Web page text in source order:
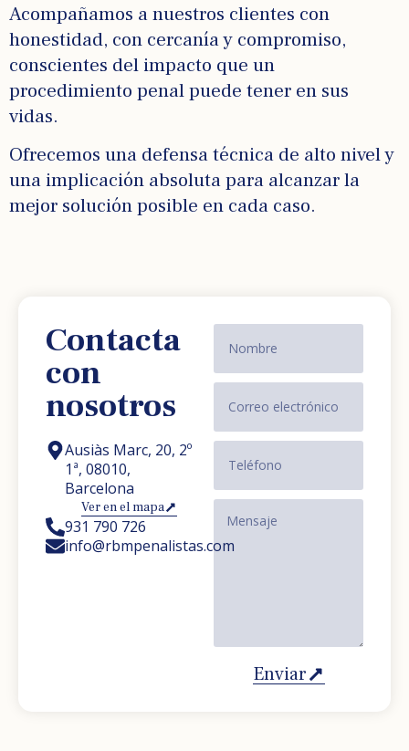
Acompañamos a nuestros clientes con
honestidad, con cercanía y compromiso,
conscientes del impacto que un
procedimiento penal puede tener en sus
vidas.
Ofrecemos una defensa técnica de alto nivel y
una implicación absoluta para alcanzar la
mejor solución posible en cada caso.
Contacta
con
nosotros
Ausiàs Marc, 20, 2º
1ª, 08010,
Barcelona
Ver en el mapa
931 790 726
info@rbmpenalistas.com
Enviar